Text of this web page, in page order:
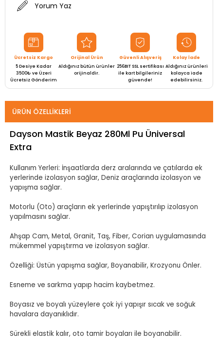
Yorum Yaz
Ücretsiz Kargo
5 Desiye Kadar
3500₺ ve Üzeri
Ücretsiz Gönderim
Orijinal Ürün
Aldığınız bütün ürünler
orijinaldir.
Güvenli Alışveriş
256BIT SSL sertifikası
ile kart bilgileriniz
güvende!
Kolay İade
Aldığınız ürünleri
kolayca iade
edebilirsiniz.
ÜRÜN ÖZELLIKLERI
Dayson Mastik Beyaz 280Ml Pu Üniversal
Extra
Kullanım Yerleri: İnşaatlarda derz aralarında ve çatılarda ek
yerlerinde izolasyon sağlar, Deniz araçlarında izolasyon ve
yapışma sağlar.
Motorlu (Oto) araçların ek yerlerinde yapıştırılıp izolasyon
yapılmasını sağlar.
Ahşap Cam, Metal, Granit, Taş, Fiber, Corian uygulamasında
mükemmel yapıştırma ve izolasyon sağlar.
Özelliği: Üstün yapışma sağlar, Boyanabilir, Krozyonu Önler.
Esneme ve sarkma yapıp hacim kaybetmez.
Boyasız ve boyalı yüzeylere çok iyi yapışır sıcak ve soğuk
havalara dayanıklıdır.
Sürekli elastik kalır, oto tamir boyaları ile boyanabilir.